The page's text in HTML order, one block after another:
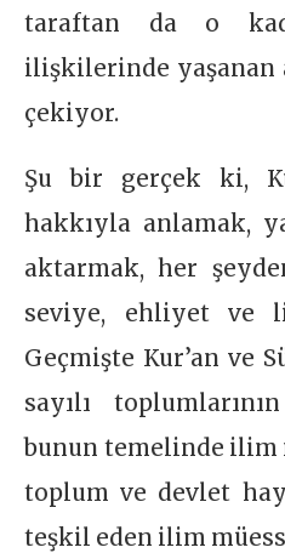
taraftan da o
ilişkilerinde yaşanan
çekiyor.
Şu bir gerçek ki,
hakkıyla anlamak,
aktarmak, her
seviye, ehliyet ve
Geçmişte Kur’an ve
sayılı
bunun temelinde ilim
toplum ve devlet
teşkil eden ilim